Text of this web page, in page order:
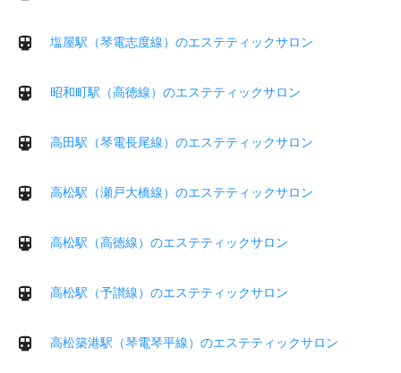
塩屋駅（琴電志度線）のエステティックサロン
昭和町駅（高徳線）のエステティックサロン
高田駅（琴電長尾線）のエステティックサロン
高松駅（瀬戸大橋線）のエステティックサロン
高松駅（高徳線）のエステティックサロン
高松駅（予讃線）のエステティックサロン
高松築港駅（琴電琴平線）のエステティックサロン